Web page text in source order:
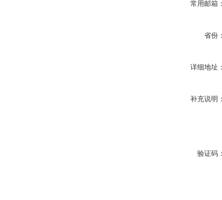
常用邮箱
省份
详细地址
补充说明
验证码